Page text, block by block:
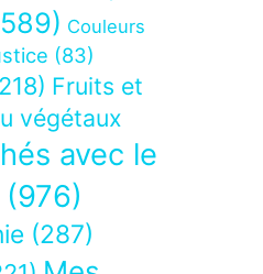
Couleurs
(83)
Fruits et
végétaux
avec le
(976)
(287)